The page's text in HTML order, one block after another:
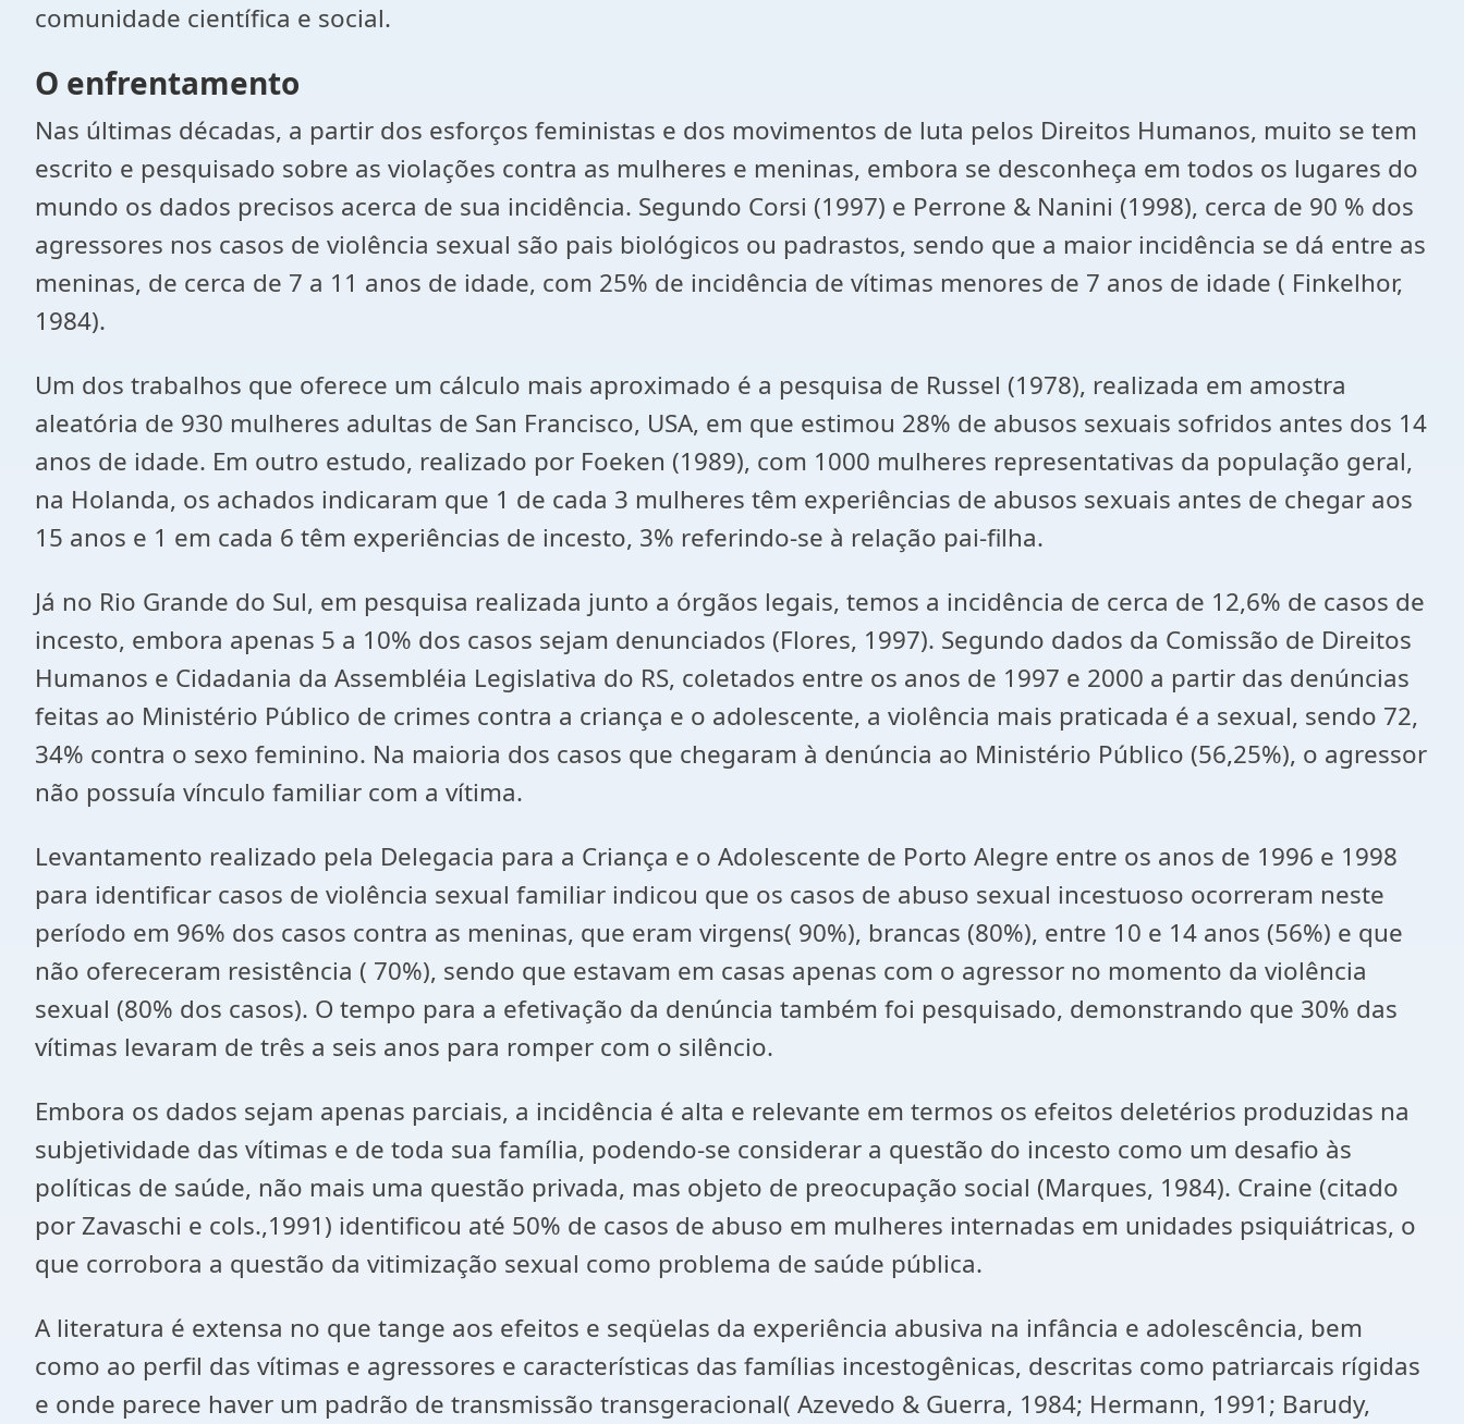
comunidade científica e social.
O enfrentamento
Nas últimas décadas, a partir dos esforços feministas e dos movimentos de luta pelos Direitos Humanos, muito se tem
escrito e pesquisado sobre as violações contra as mulheres e meninas, embora se desconheça em todos os lugares do
mundo os dados precisos acerca de sua incidência. Segundo Corsi (1997) e Perrone & Nanini (1998), cerca de 90 % dos
agressores nos casos de violência sexual são pais biológicos ou padrastos, sendo que a maior incidência se dá entre as
meninas, de cerca de 7 a 11 anos de idade, com 25% de incidência de vítimas menores de 7 anos de idade ( Finkelhor,
1984).
Um dos trabalhos que oferece um cálculo mais aproximado é a pesquisa de Russel (1978), realizada em amostra
aleatória de 930 mulheres adultas de San Francisco, USA, em que estimou 28% de abusos sexuais sofridos antes dos 14
anos de idade. Em outro estudo, realizado por Foeken (1989), com 1000 mulheres representativas da população geral,
na Holanda, os achados indicaram que 1 de cada 3 mulheres têm experiências de abusos sexuais antes de chegar aos
15 anos e 1 em cada 6 têm experiências de incesto, 3% referindo-se à relação pai-filha.
Já no Rio Grande do Sul, em pesquisa realizada junto a órgãos legais, temos a incidência de cerca de 12,6% de casos de
incesto, embora apenas 5 a 10% dos casos sejam denunciados (Flores, 1997). Segundo dados da Comissão de Direitos
Humanos e Cidadania da Assembléia Legislativa do RS, coletados entre os anos de 1997 e 2000 a partir das denúncias
feitas ao Ministério Público de crimes contra a criança e o adolescente, a violência mais praticada é a sexual, sendo 72,
34% contra o sexo feminino. Na maioria dos casos que chegaram à denúncia ao Ministério Público (56,25%), o agressor
não possuía vínculo familiar com a vítima.
Levantamento realizado pela Delegacia para a Criança e o Adolescente de Porto Alegre entre os anos de 1996 e 1998
para identificar casos de violência sexual familiar indicou que os casos de abuso sexual incestuoso ocorreram neste
período em 96% dos casos contra as meninas, que eram virgens( 90%), brancas (80%), entre 10 e 14 anos (56%) e que
não ofereceram resistência ( 70%), sendo que estavam em casas apenas com o agressor no momento da violência
sexual (80% dos casos). O tempo para a efetivação da denúncia também foi pesquisado, demonstrando que 30% das
vítimas levaram de três a seis anos para romper com o silêncio.
Embora os dados sejam apenas parciais, a incidência é alta e relevante em termos os efeitos deletérios produzidas na
subjetividade das vítimas e de toda sua família, podendo-se considerar a questão do incesto como um desafio às
políticas de saúde, não mais uma questão privada, mas objeto de preocupação social (Marques, 1984). Craine (citado
por Zavaschi e cols.,1991) identificou até 50% de casos de abuso em mulheres internadas em unidades psiquiátricas, o
que corrobora a questão da vitimização sexual como problema de saúde pública.
A literatura é extensa no que tange aos efeitos e seqüelas da experiência abusiva na infância e adolescência, bem
como ao perfil das vítimas e agressores e características das famílias incestogênicas, descritas como patriarcais rígidas
e onde parece haver um padrão de transmissão transgeracional( Azevedo & Guerra, 1984; Hermann, 1991; Barudy,